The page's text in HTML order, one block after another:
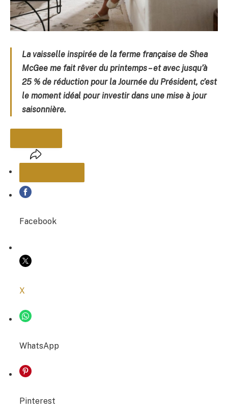
La vaisselle inspirée de la ferme française de Shea
McGee me fait rêver du printemps – et avec jusqu’à
25 % de réduction pour la Journée du Président, c’est
le moment idéal pour investir dans une mise à jour
saisonnière.
PARTAGER
COPIER LE LIEN
Facebook
X
WhatsApp
Pinterest